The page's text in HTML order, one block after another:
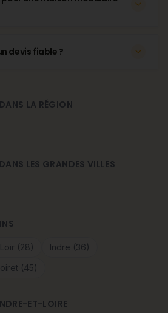
devis fiable ?
LA RÉGION
LES GRANDES VILLES
(28)
Indre (36)
(45)
ET-LOIRE